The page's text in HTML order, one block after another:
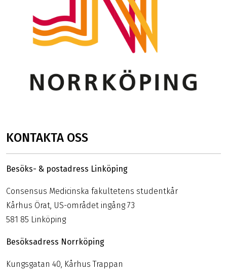
KONTAKTA OSS
Besöks- & postadress Linköping
Consensus Medicinska fakultetens studentkår
Kårhus Örat, US-området ingång 73
581 85 Linköping
Besöksadress Norrköping
Kungsgatan 40, Kårhus Trappan